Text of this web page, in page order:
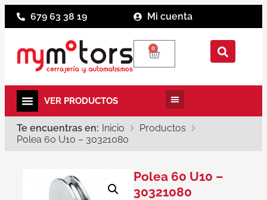
679 63 38 19 Mi cuenta
0
Te encuentras en: Inicio
Productos
Polea 60 U10 – 30321080
Polea 60 U10 –
30321080